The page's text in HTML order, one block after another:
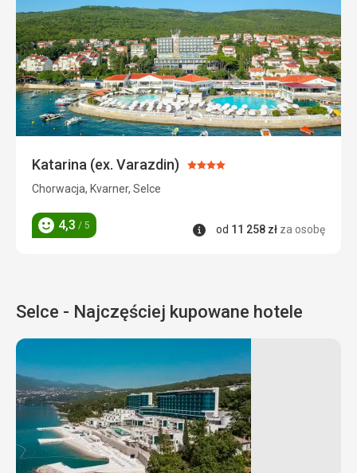
Katarina (ex. Varazdin) Ocena:
Chorwacja, Kvarner, Selce
Ocena
4,3 / 5 Informacje
od 11 258 zł za osobę
Selce - Najczęściej kupowane hotele